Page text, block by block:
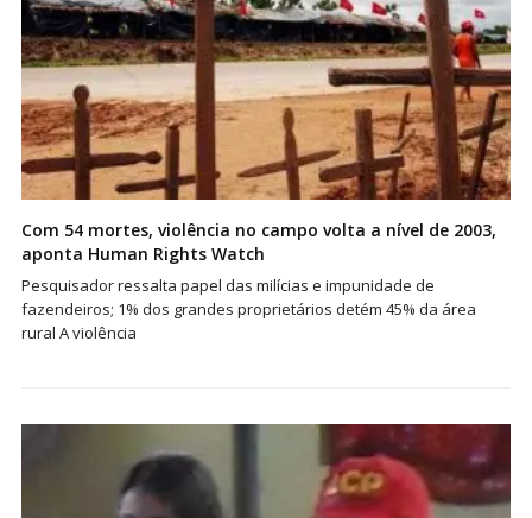
Com 54 mortes, violência no campo volta a nível de 2003,
aponta Human Rights Watch
Pesquisador ressalta papel das milícias e impunidade de
fazendeiros; 1% dos grandes proprietários detém 45% da área
rural A violência